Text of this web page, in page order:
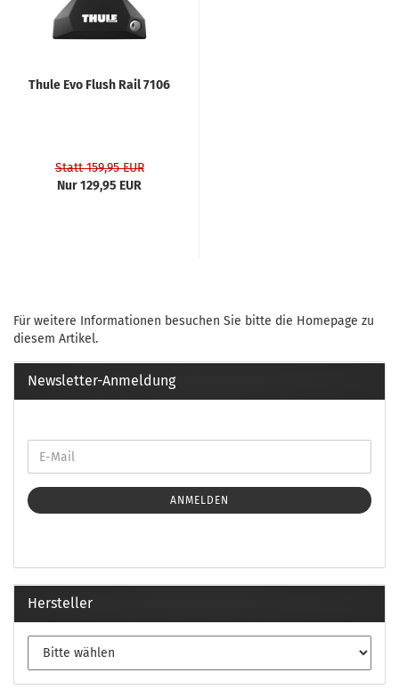
Thule Evo Flush Rail 7106
Statt 159,95 EUR
Nur 129,95 EUR
Für weitere Informationen besuchen Sie bitte die Homepage zu
diesem Artikel.
Newsletter-Anmeldung
ANMELDEN
Hersteller